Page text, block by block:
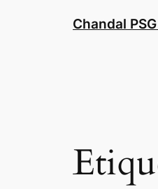
Chandal